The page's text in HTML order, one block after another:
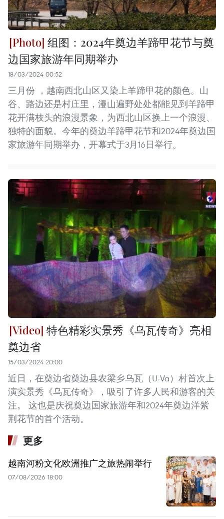
组图：2024年奠边羊蹄甲花节与奠
边国家旅游年同期举办
18/03/2024 00:52
三月份 ，越南西北山区又染上羊蹄甲花的颜色。山
谷、路边还是村庄里，漫山遍野处处都能见到羊蹄甲
花开满枝头的浪漫景象，为西北山区换上一个浪漫、
独特的面貌。今年的奠边羊蹄甲花节和2024年奠边国
家旅游年同期举办，开幕式于3月16日举行。
特色精彩实景秀《乌瓦传奇》亮相
奠边省
15/03/2024 20:00
近日，在奠边省奠边县农梁乡乌瓦（U-Va）村首次上
演实景秀《乌瓦传奇》，吸引了许多人民和游客的关
注。 这也是庆祝奠边国家旅游年和2024年奠边洋紫
荆花节的首个活动。
更多
越南河粉文化欧洲推广之旅热闹举行
07/08/2026 18:00